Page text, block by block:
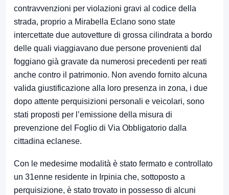
contravvenzioni per violazioni gravi al codice della
strada, proprio a Mirabella Eclano sono state
intercettate due autovetture di grossa cilindrata a bordo
delle quali viaggiavano due persone provenienti dal
foggiano già gravate da numerosi precedenti per reati
anche contro il patrimonio. Non avendo fornito alcuna
valida giustificazione alla loro presenza in zona, i due
dopo attente perquisizioni personali e veicolari, sono
stati proposti per l’emissione della misura di
prevenzione del Foglio di Via Obbligatorio dalla
cittadina eclanese.
Con le medesime modalità è stato fermato e controllato
un 31enne residente in Irpinia che, sottoposto a
perquisizione, è stato trovato in possesso di alcuni